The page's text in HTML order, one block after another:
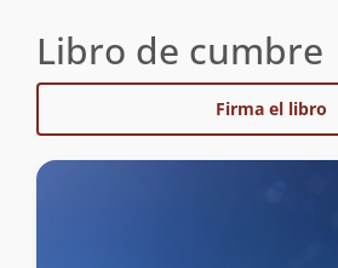
Libro de cumbre
Firma el libro